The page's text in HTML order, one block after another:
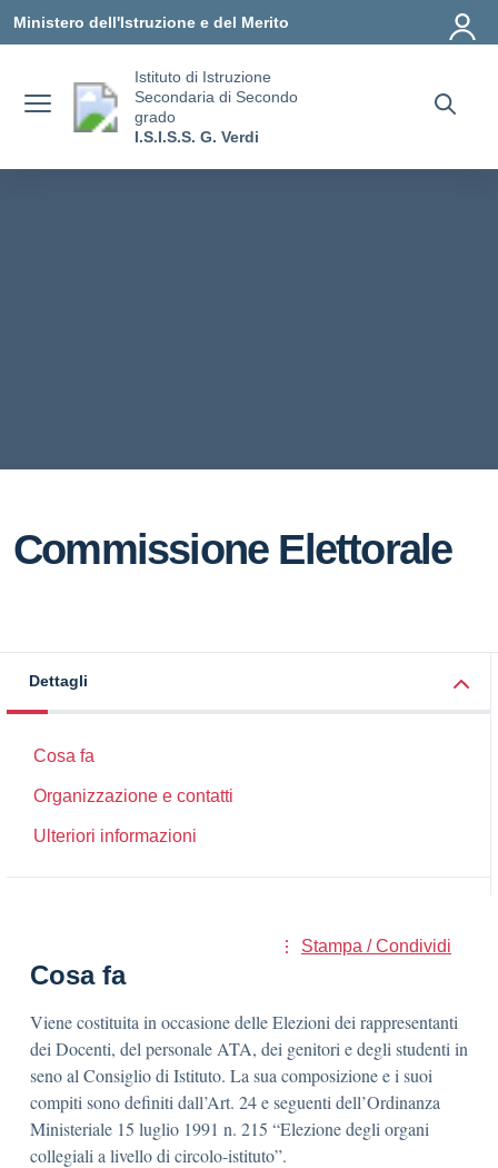
Ministero dell'Istruzione e del Merito
Istituto di Istruzione
Secondaria di Secondo
grado
I.S.I.S.S. G. Verdi
Commissione Elettorale
Dettagli
Cosa fa
Organizzazione e contatti
Ulteriori informazioni
Stampa / Condividi
Cosa fa
Viene costituita in occasione delle Elezioni dei rappresentanti
dei Docenti, del personale ATA, dei genitori e degli studenti in
seno al Consiglio di Istituto. La sua composizione e i suoi
compiti sono definiti dall’Art. 24 e seguenti dell’Ordinanza
Ministeriale 15 luglio 1991 n. 215 “Elezione degli organi
collegiali a livello di circolo-istituto”.